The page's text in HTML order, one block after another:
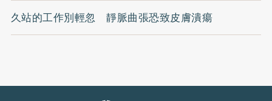
久站的工作別輕忽 靜脈曲張恐致皮膚潰瘍